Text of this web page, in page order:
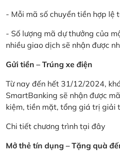
- Mỗi mã số chuyển tiền hợp lệ
- Số lượng mã dự thưởng của
nhiều giao dịch sẽ nhận được
Gửi tiền – Trúng xe điện
Từ nay đến hết 31/12/2024,
SmartBanking sẽ nhận được
kiệm, tiền mặt, tổng giá trị giải
Chi tiết chương trình tại đây
Mở thẻ tín dụng – Tặng quà